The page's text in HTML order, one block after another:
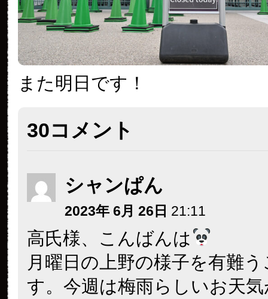
また明日です！
30コメント
シャンぱん
2023年 6月 26日 21:11
高氏様、こんばんは
月曜日の上野の様子を有難
す。今週は梅雨らしいお天